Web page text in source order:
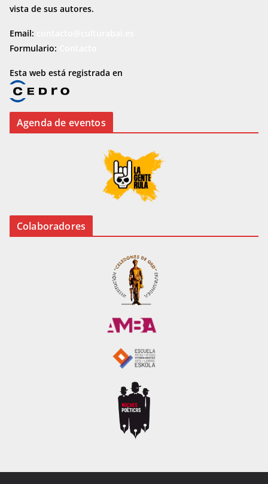
vista de sus autores.
Email:
Formulario:
Esta web está registrada en
Agenda de eventos
Colaboradores